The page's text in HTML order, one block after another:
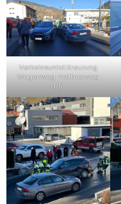
Verkehrsunfall Kreuzung
Wagenweg-Veltlinerweg
1/6